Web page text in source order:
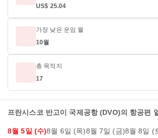
US$ 25.04
가장 낮은 운임 월
10월
총 목적지
17
프란시스코 반고이 국제공항 (DVO)의 항공편
8월 5일 (수)8월 6일 (목)8월 7일 (금)8월 8일 (